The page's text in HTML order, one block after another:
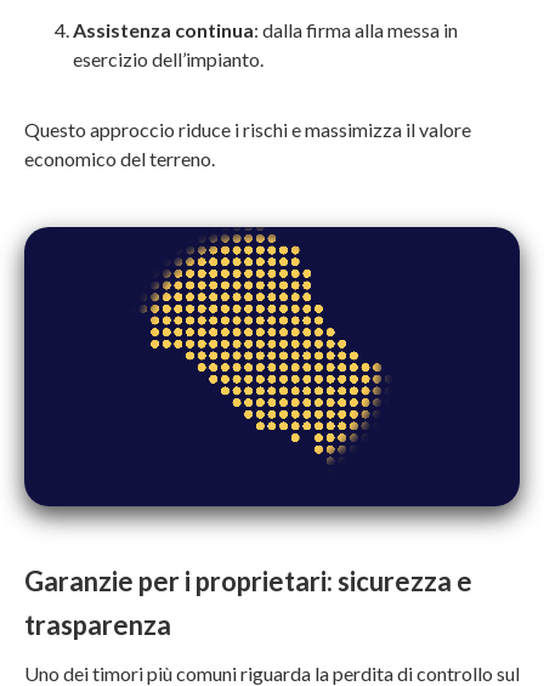
Assistenza continua: dalla firma alla messa in
esercizio dell’impianto.
Questo approccio riduce i rischi e massimizza il valore
economico del terreno.
Garanzie per i proprietari: sicurezza e
trasparenza
Uno dei timori più comuni riguarda la perdita di controllo sul